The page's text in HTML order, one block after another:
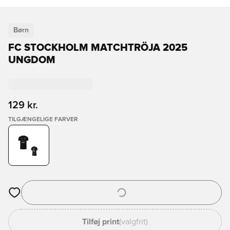
Børn
FC STOCKHOLM MATCHTRÖJA 2025
UNGDOM
129 kr.
TILGÆNGELIGE FARVER
Åbner en Modal til at logge ind eller tilmelde dig som medlem
Tilføj print(valgfrit)